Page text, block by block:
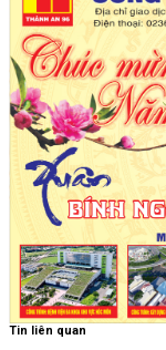
Tin liên quan